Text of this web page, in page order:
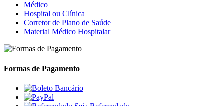
Médico
Hospital ou Clínica
Corretor de Plano de Saúde
Material Médico Hospitalar
Formas de Pagamento